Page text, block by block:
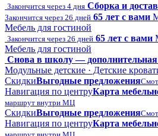
Закончится через 4 дня Сборка и
Закончится через 26 дней 65 лет с вами
Мебель для гостиной
Закончится через 26 дней 65 лет с вами
Мебель для гостиной
Снова в школу — дополнительная
Модульные детские · Детские
СкидкиВыгодные предложения
Навигация по центруКарта
маршрут внутри МЦ
СкидкиВыгодные предложения
Навигация по центруКарта